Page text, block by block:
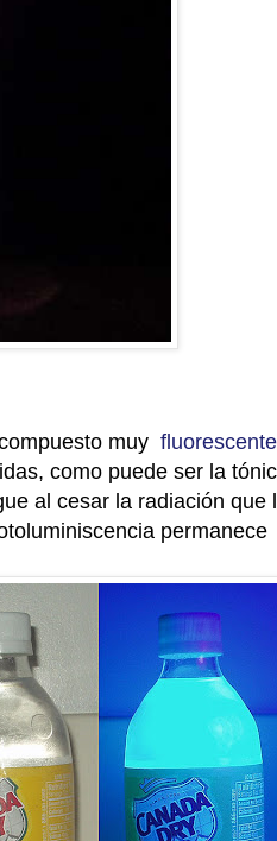
muy fluorescente
como puede ser la
al cesar la radiación que
permanece